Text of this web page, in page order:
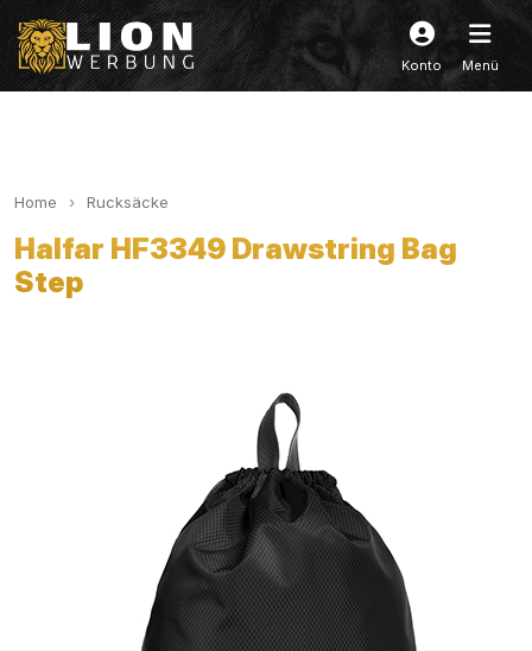
Konto Menü
Home Rucksäcke
Halfar HF3349 Drawstring Bag
Step